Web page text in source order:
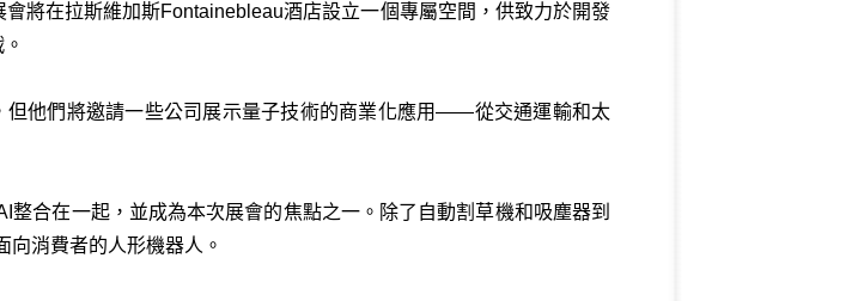
將在拉斯維加斯Fontainebleau酒店設立一個專屬空間，供致力於開發
但他們將邀請一些公司展示量子技術的商業化應用——從交通運輸和太
合在一起，並成為本次展會​​的焦點之一。除了自動割草機和吸塵器到
消費者的人形機器人。